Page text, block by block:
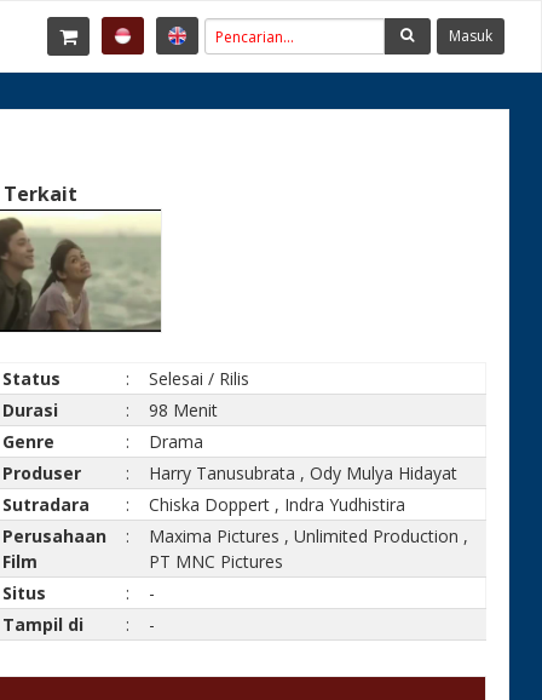
Masuk
Terkait
Status :
Selesai / Rilis
Durasi
:
98 Menit
Genre
:
Drama
Produser
: Harry Tanusubrata ,Ody Mulya Hidayat
Sutradara
: Chiska Doppert , Indra Yudhistira
Perusahaan
Film
: Maxima Pictures ,Unlimited Production ,
PT MNC Pictures
Situs
:
-
Tampil di
: -